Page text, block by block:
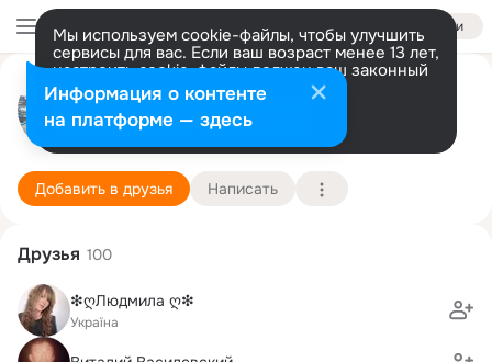
Войти
Мы используем cookie-файлы, чтобы улучшить
сервисы для вас. Если ваш возраст менее 13 лет,
настроить cookie-файлы должен ваш законный
представитель. Больше информации
Разрешить все Настроить
Antonina M
Одесса 30 ноября (25 лет)
Подробнее
Добавить в друзья Написать
Друзья 100
❇ღЛюдмила ღ❇
Україна
Информация о контенте
на платформе — здесь